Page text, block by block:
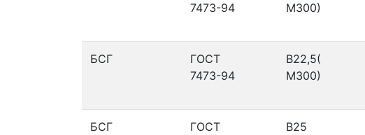
7473-94
М300)
БСГ
ГОСТ
7473-94
В22,5(
М300)
БСГ
ГОСТ
В25